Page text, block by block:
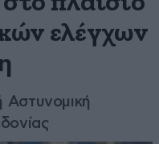
ελέγχων
Αστυνομική